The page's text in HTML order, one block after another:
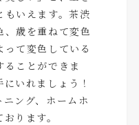
もいえます。茶渋
、歳を重ねて変色
て変色している
ことができま
いれましょう！
ング、ホームホ
ります。